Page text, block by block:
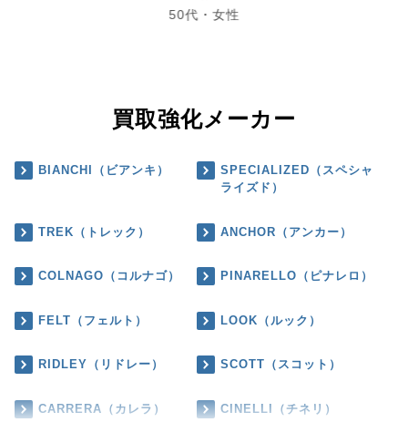
50代・女性
買取強化メーカー
BIANCHI（ビアンキ）
SPECIALIZED（スペシャ
ライズド）
TREK（トレック） ANCHOR（アンカー）
COLNAGO（コルナゴ） PINARELLO（ピナレロ）
FELT（フェルト） LOOK（ルック）
RIDLEY（リドレー） SCOTT（スコット）
CARRERA（カレラ） CINELLI（チネリ）